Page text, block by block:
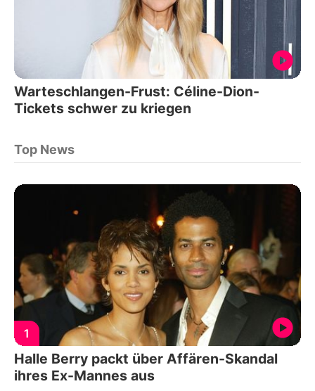
Warteschlangen-Frust: Céline-Dion-
Tickets schwer zu kriegen
Top News
1
Halle Berry packt über Affären-Skandal
ihres Ex-Mannes aus